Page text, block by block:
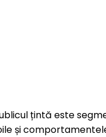
țintă este
și